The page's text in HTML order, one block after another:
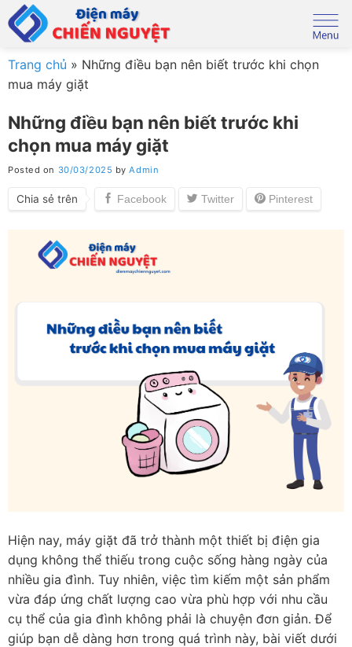
Skip
to
Trang chủ » Những điều bạn nên biết trước khi chọn
mua máy giặt
Những điều bạn nên biết trước khi
chọn mua máy giặt
Posted on 30/03/2025 byAdmin
Chia sẻ trên
Hiện nay, máy giặt đã trở thành một thiết bị điện gia
dụng không thể thiếu trong cuộc sống hàng ngày của
nhiều gia đình. Tuy nhiên, việc tìm kiếm một sản phẩm
vừa đáp ứng chất lượng cao vừa phù hợp với nhu cầu
cụ thể của gia đình không phải là chuyện đơn giản. Để
giúp bạn dễ dàng hơn trong quá trình này, bài viết dưới